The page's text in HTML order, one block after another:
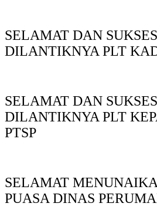
SELAMAT DAN
DILANTIKNYA PLT
SELAMAT DAN
DILANTIKNYA PLT
PTSP
SELAMAT
PUASA DINAS